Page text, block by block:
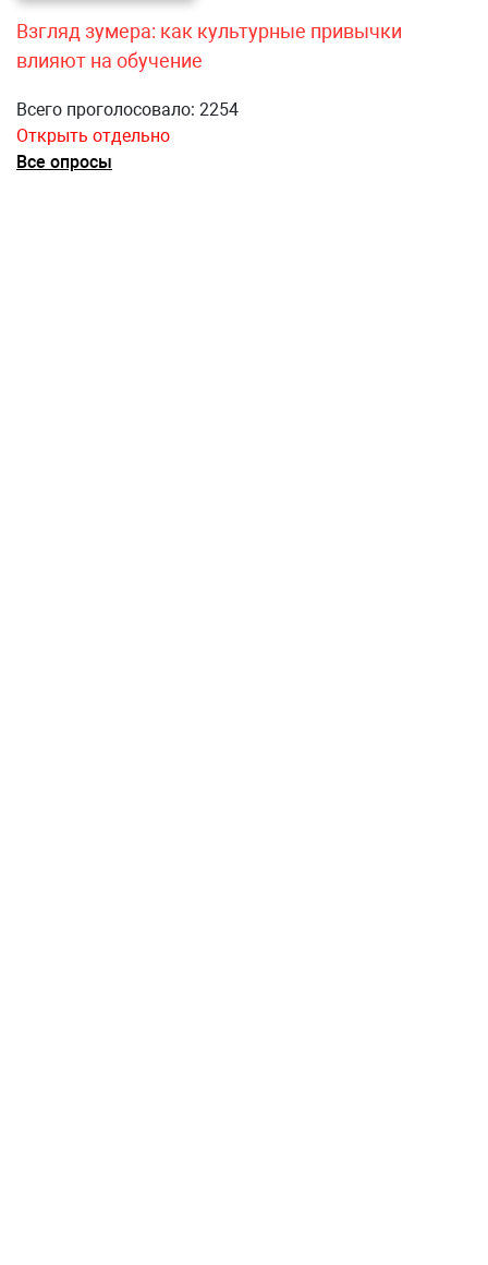
Взгляд зумера: как культурные привычки
влияют на обучение
Всего проголосовало: 2254
Открыть отдельно
Все опросы